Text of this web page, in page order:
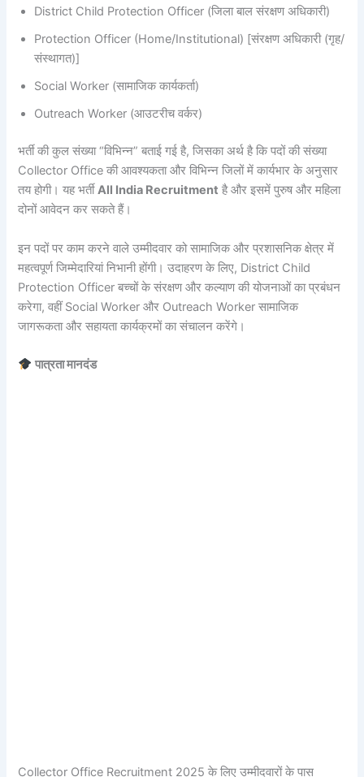
District Child Protection Officer (जिला बाल संरक्षण अधिकारी)
Protection Officer (Home/Institutional) [संरक्षण अधिकारी (गृह/
संस्थागत)]
Social Worker (सामाजिक कार्यकर्ता)
Outreach Worker (आउटरीच वर्कर)
भर्ती की कुल संख्या “विभिन्न” बताई गई है, जिसका अर्थ है कि पदों की संख्या
Collector Office की आवश्यकता और विभिन्न जिलों में कार्यभार के अनुसार
तय होगी। यह भर्तीAll India Recruitment है और इसमें पुरुष और महिला
दोनों आवेदन कर सकते हैं।
इन पदों पर काम करने वाले उम्मीदवार को सामाजिक और प्रशासनिक क्षेत्र में
महत्वपूर्ण जिम्मेदारियां निभानी होंगी। उदाहरण के लिए, District Child
Protection Officer बच्चों के संरक्षण और कल्याण की योजनाओं का प्रबंधन
करेगा, वहीं Social Worker और Outreach Worker सामाजिक
जागरूकता और सहायता कार्यक्रमों का संचालन करेंगे।
पात्रता मानदंड
Collector Office Recruitment 2025 के लिए उम्मीदवारों के पास